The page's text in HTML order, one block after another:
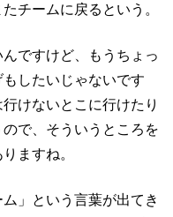
チームに戻るという。
ですけど、もうちょっ
したいじゃないです
けないとこに行けたり
で、そういうところを
ますね。
」という言葉が出てき